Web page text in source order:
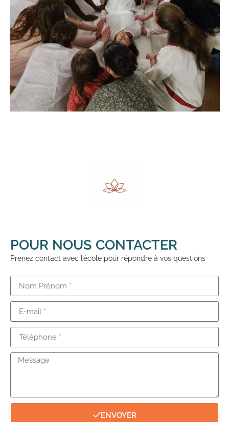
POUR NOUS CONTACTER
Prenez contact avec l’école pour répondre à vos questions
ENVOYER